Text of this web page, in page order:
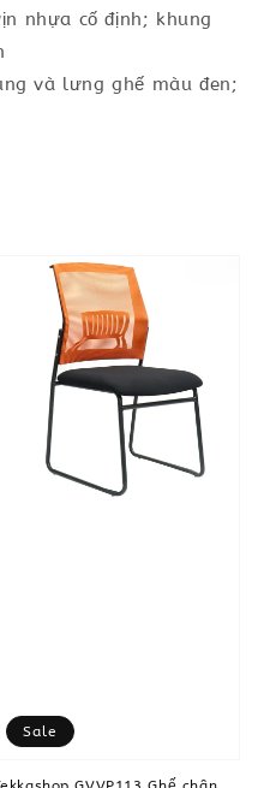
nhựa cố định; khung
và lưng ghế màu đen;
Sale